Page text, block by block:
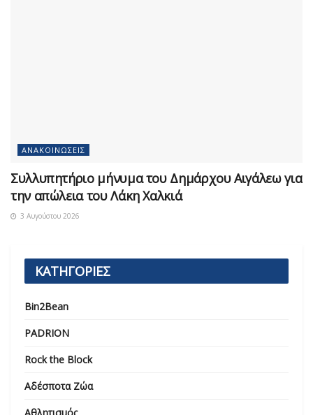
ΑΝΑΚΟΙΝΏΣΕΙΣ
Συλλυπητήριο μήνυμα του Δημάρχου Αιγάλεω για
την απώλεια του Λάκη Χαλκιά
3 Αυγούστου 2026
ΚΑΤΗΓΟΡΙΕΣ
Bin2Bean
PADRION
Rock the Block
Αδέσποτα Ζώα